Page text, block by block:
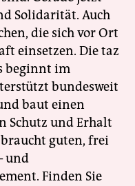
Solidarität. Auch
die sich vor Ort
einsetzen. Die taz
beginnt im
bundesweit
baut einen
Schutz und Erhalt
guten, frei
und
Finden Sie